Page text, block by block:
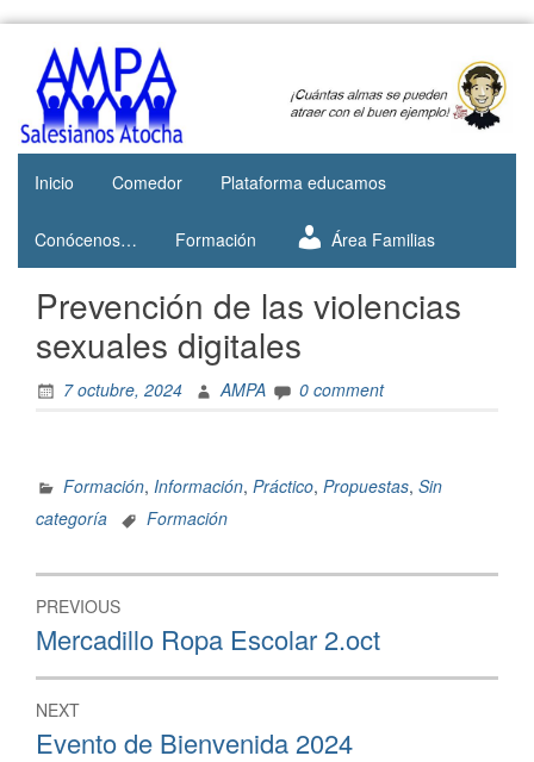
AMPA
Salesianos
Atocha
Web del
AMPA del
Colegio
Salesianos
de Atocha
Inicio
Comedor Plataforma educamos
Conócenos… Formación Área Familias
Prevención de las violencias
sexuales digitales
7 octubre, 2024 AMPA 0 comment
Formación, Información, Práctico, Propuestas, Sin
categoría
Formación
PREVIOUS
Mercadillo Ropa Escolar 2.oct
NEXT
Evento de Bienvenida 2024